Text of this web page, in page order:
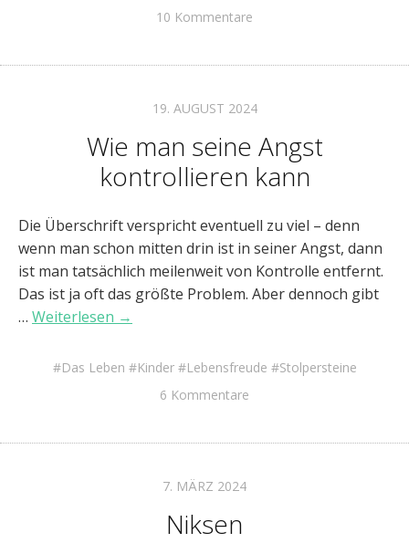
10 Kommentare
19. AUGUST 2024
Wie man seine Angst
kontrollieren kann
Die Überschrift verspricht eventuell zu viel – denn
wenn man schon mitten drin ist in seiner Angst, dann
ist man tatsächlich meilenweit von Kontrolle entfernt.
Das ist ja oft das größte Problem. Aber dennoch gibt
… Weiterlesen →
Das Leben Kinder Lebensfreude
Stolpersteine
6 Kommentare
7. MÄRZ 2024
Niksen